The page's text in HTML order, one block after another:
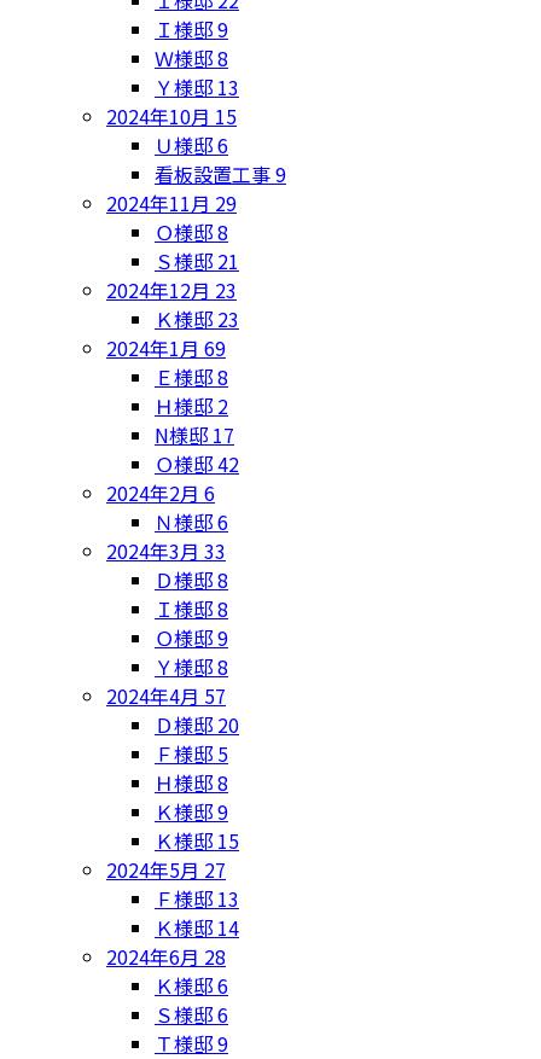
Ｉ様邸9
Ｗ様邸8
Ｙ様邸 13
2024年10月 15
Ｕ様邸6
看板設置工事9
2024年11月 29
Ｏ様邸8
Ｓ様邸 21
2024年12月 23
Ｋ様邸 23
2024年1月 69
Ｅ様邸8
Ｈ様邸 2
N様邸 17
Ｏ様邸42
2024年2月 6
Ｎ様邸6
2024年3月 33
Ｄ様邸8
Ｉ様邸8
Ｏ様邸9
Ｙ様邸8
2024年4月 57
Ｄ様邸 20
Ｆ様邸 5
Ｈ様邸8
Ｋ様邸9
Ｋ様邸 15
2024年5月 27
Ｆ様邸 13
Ｋ様邸 14
2024年6月 28
Ｋ様邸6
Ｓ様邸6
Ｔ様邸9